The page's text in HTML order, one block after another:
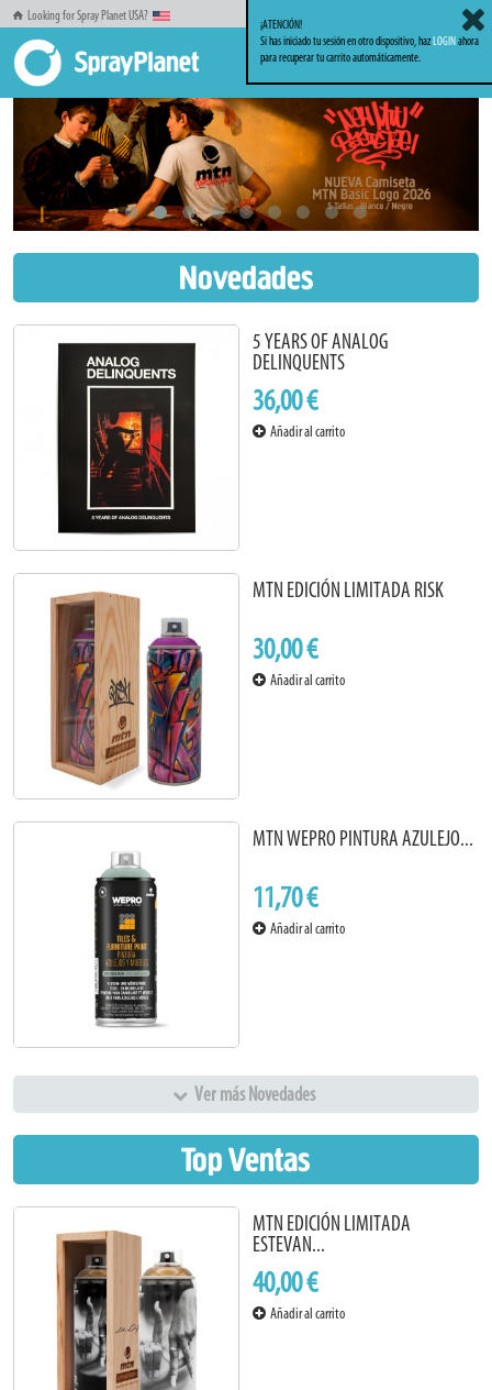
Looking for Spray Planet USA?
Novedades
5 YEARS OF ANALOG
DELINQUENTS
36,00 €
Añadir al carrito
MTN EDICIÓN LIMITADA RISK
30,00 €
Añadir al carrito
MTN WEPRO PINTURA AZULEJO...
11,70 €
Añadir al carrito
Ver más Novedades
Top Ventas
MTN EDICIÓN LIMITADA
ESTEVAN...
40,00 €
Añadir al carrito
¡ATENCIÓN!
Si has iniciado tu sesión en otro dispositivo, hazLOGINahora
para recuperar tu carrito automáticamente.